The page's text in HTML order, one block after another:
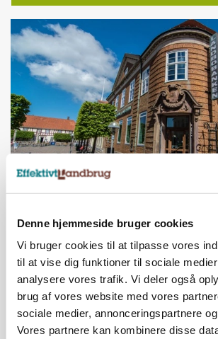
Denne hjemmeside bruger cookies
Vi bruger cookies til at tilpasse vores
til at vise dig funktioner til sociale
analysere vores trafik. Vi deler også
brug af vores website med vores
sociale medier, annonceringspartnere
Vores partnere kan kombinere disse
BUSINESS
forsigtighed